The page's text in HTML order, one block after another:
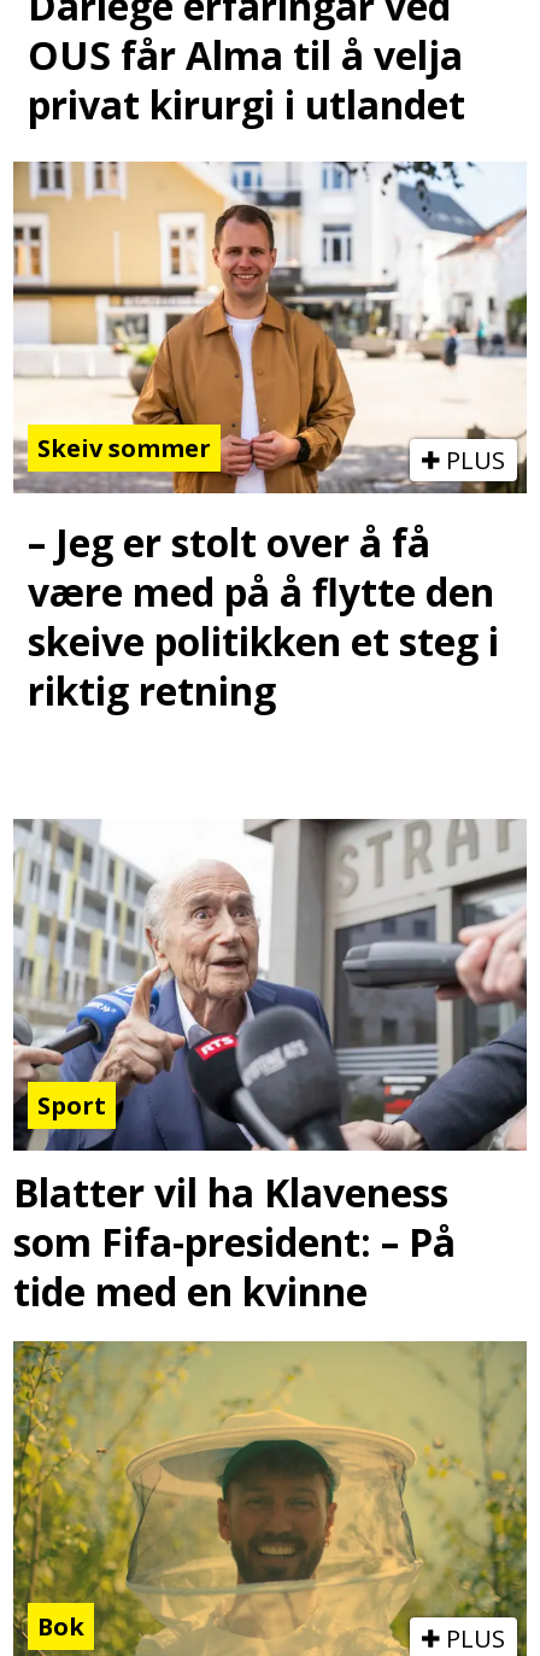
OUS får Alma til å velja
privat kirurgi i utlandet
Skeiv sommer PLUS
– Jeg er stolt over å få
være med på å flytte den
skeive politikken et steg i
riktig retning
Sport
Blatter vil ha Klaveness
som Fifa-president: – På
tide med en kvinne
Bok PLUS